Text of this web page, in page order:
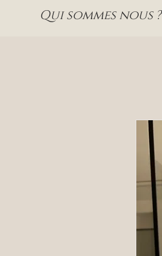
Qui sommes nous ?